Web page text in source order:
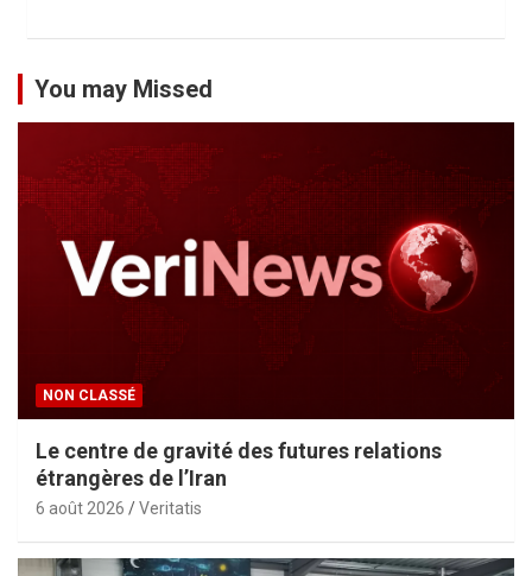
You may Missed
NON CLASSÉ
Le centre de gravité des futures relations
étrangères de l’Iran
6 août 2026 Veritatis